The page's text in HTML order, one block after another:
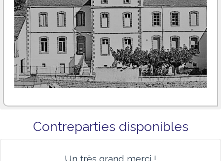
Contreparties disponibles
Un très grand merci !